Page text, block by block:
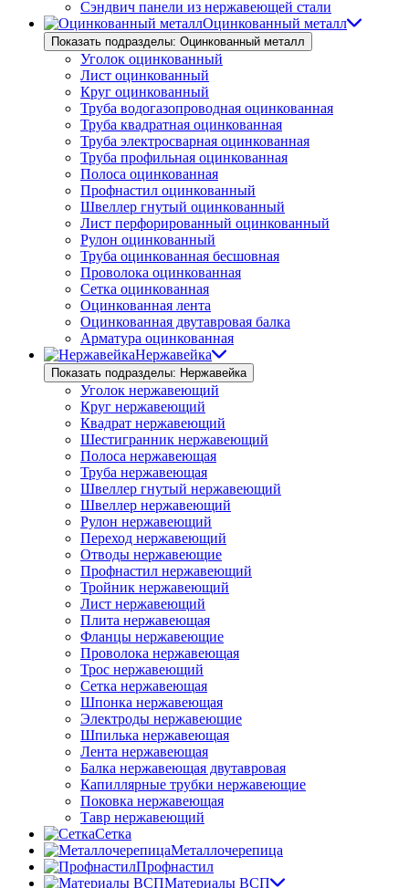
Сэндвич панели из нержавеющей стали
Оцинкованный металл
Показать подразделы: Оцинкованный металл
Уголок оцинкованный
Лист оцинкованный
Круг оцинкованный
Труба водогазопроводная оцинкованная
Труба квадратная оцинкованная
Труба электросварная оцинкованная
Труба профильная оцинкованная
Полоса оцинкованная
Профнастил оцинкованный
Швеллер гнутый оцинкованный
Лист перфорированный оцинкованный
Рулон оцинкованный
Труба оцинкованная бесшовная
Проволока оцинкованная
Сетка оцинкованная
Оцинкованная лента
Оцинкованная двутавровая балка
Арматура оцинкованная
Нержавейка
Показать подразделы: Нержавейка
Уголок нержавеющий
Круг нержавеющий
Квадрат нержавеющий
Шестигранник нержавеющий
Полоса нержавеющая
Труба нержавеющая
Швеллер гнутый нержавеющий
Швеллер нержавеющий
Рулон нержавеющий
Переход нержавеющий
Отводы нержавеющие
Профнастил нержавеющий
Тройник нержавеющий
Лист нержавеющий
Плита нержавеющая
Фланцы нержавеющие
Проволока нержавеющая
Трос нержавеющий
Сетка нержавеющая
Шпонка нержавеющая
Электроды нержавеющие
Шпилька нержавеющая
Лента нержавеющая
Балка нержавеющая двутавровая
Капиллярные трубки нержавеющие
Поковка нержавеющая
Тавр нержавеющий
Сетка
Металлочерепица
Профнастил
Материалы ВСП